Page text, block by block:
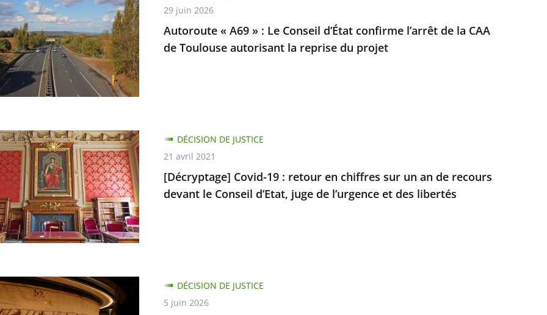
Autoroute « A69 » : Le Conseil d’État confirme l’arrêt de la CAA
de Toulouse autorisant la reprise du projet
29 juin 2026
[Décryptage] Covid-19 : retour en chiffres sur un an de recours
devant le Conseil d’Etat, juge de l’urgence et des libertés
DÉCISION DE JUSTICE
21 avril 2021
DÉCISION DE JUSTICE
5 juin 2026